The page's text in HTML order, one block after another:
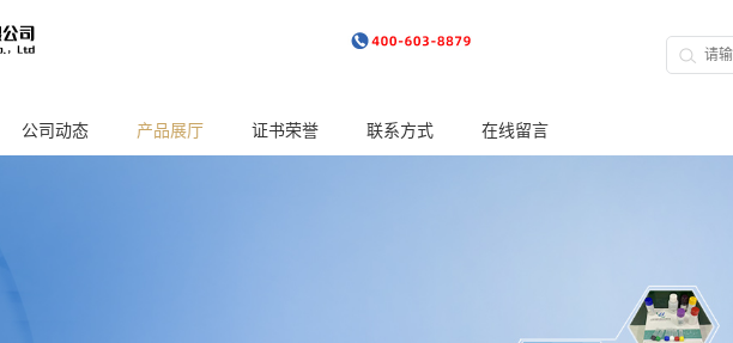
公司动态 产品展厅 证书荣誉 联系方式 在线留言